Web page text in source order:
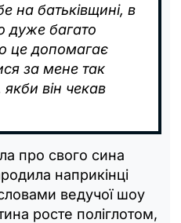
на батьківщині, в
дуже багато
це допомагає
за мене так
він чекав
про свого сина
наприкінці
ведучої шоу
росте поліглотом,